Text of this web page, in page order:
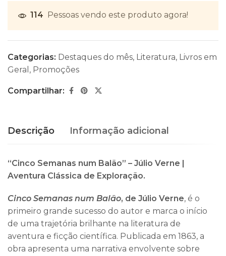
114 Pessoas vendo este produto agora!
Categorias: Destaques do mês, Literatura, Livros em
Geral , Promoções
Compartilhar:
Descrição Informação adicional
“Cinco Semanas num Balão” – Júlio Verne |
Aventura Clássica de Exploração.
Cinco Semanas num Balão, de Júlio Verne, é o
primeiro grande sucesso do autor e marca o início
de uma trajetória brilhante na literatura de
aventura e ficção científica. Publicada em 1863, a
obra apresenta uma narrativa envolvente sobre